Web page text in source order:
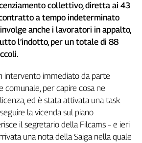
collettivo, diretta ai 43
a tempo indeterminato
anche i lavoratori in appalto,
l’indotto, per un totale di 88
intervento immediato da parte
comunale, per capire cosa ne
ed è stata attivata una task
la vicenda sul piano
il segretario della Filcams – e ieri
una nota della Saiga nella quale